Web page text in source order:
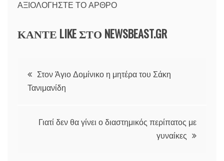
ΑΞΙΟΛΟΓΗΣΤΕ ΤΟ ΑΡΘΡΟ
ΚΑΝΤΕ LIKE ΣΤΟ NEWSBEAST.GR
Πλοήγηση
άρθρων
Στον Άγιο Δομίνικο η μητέρα του Σάκη
Τανιμανίδη
Γιατί δεν θα γίνει ο διαστημικός περίπατος με
γυναίκες